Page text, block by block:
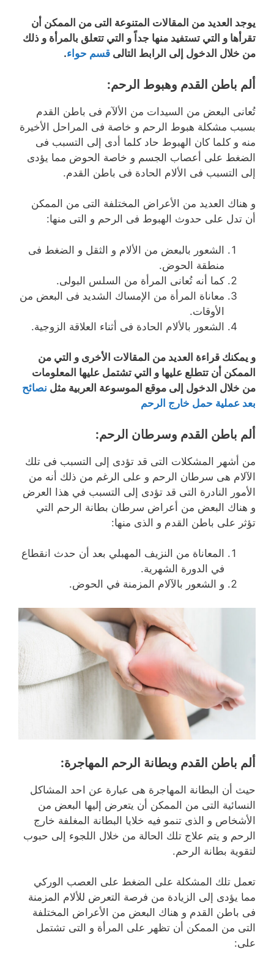
يوجد العديد من المقالات المتنوعة التى من الممكن أن
تقرأها و التي تستفيد منها جداً و التي تتعلق بالمرأة و ذلك
من خلال الدخول إلى الرابط التالى قسم حواء.
ألم باطن القدم وهبوط الرحم:
تُعانى البعض من السيدات من الألآم فى باطن القدم
بسبب مشكلة هبوط الرحم و خاصة فى المراحل الأخيرة
منه و كلما كان الهبوط حاد كلما أدى إلى التسبب فى
الضغط على أعصاب الجسم و خاصة الحوض مما يؤدى
إلى التسبب فى الألام الحادة فى باطن القدم.
و هناك العديد من الأعراض المختلفة التى من الممكن
أن تدل على حدوث الهبوط فى الرحم و التى منها:
الشعور بالبعض من الألام و الثقل و الضغط فى
منطقة الحوض.
كما أنه تُعانى المرأة من السلس البولى.
معاناة المرأة من الإمساك الشديد فى البعض من
الأوقات.
الشعور بالألام الحادة فى أثناء العلاقة الزوجية.
و يمكنك قراءة العديد من المقالات الأخرى و التي من
الممكن أن تتطلع عليها و التي تشتمل عليها المعلومات
من خلال الدخول إلى موقع الموسوعة العربية مثل نصائح
بعد عملية حمل خارج الرحم
ألم باطن القدم وسرطان الرحم:
من أشهر المشكلات التى قد تؤدى إلى التسبب فى تلك
الآلام هى سرطان الرحم و على الرغم من ذلك أنه من
الأمور النادرة التى قد تؤدى إلى التسبب في هذا العرض
و هناك البعض من أعراض سرطان بطانة الرحم التي
تؤثر على باطن القدم و الذى منها:
المعاناة من النزيف المهبلي بعد أن حدث انقطاع
في الدورة الشهرية.
و الشعور بالآلام المزمنة في الحوض.
ألم باطن القدم وبطانة الرحم المهاجرة:
حيث أن البطانة المهاجرة هى عبارة عن احد المشاكل
النسائية التى من الممكن أن يتعرض إليها البعض من
الأشخاص و الذى تنمو فيه خلايا البطانة المغلفة خارج
الرحم و يتم علاج تلك الحالة من خلال اللجوء إلى حبوب
لتقوية بطانة الرحم.
تعمل تلك المشكلة على الضغط على العصب الوركي
مما يؤدى إلى الزيادة من فرصة التعرض للألام المزمنة
فى باطن القدم و هناك البعض من الأعراض المختلفة
التى من الممكن أن تظهر على المرأة و التى تشتمل
على: